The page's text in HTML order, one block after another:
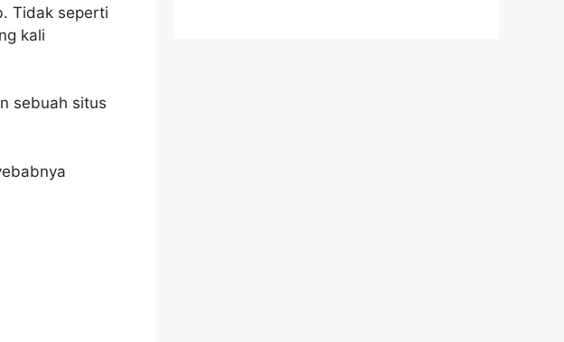
Tidak seperti
kali
sebuah situs